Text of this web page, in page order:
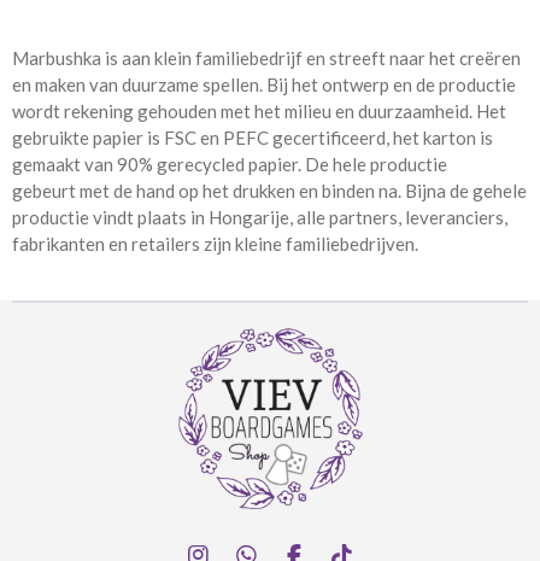
Marbushka is aan klein familiebedrijf en streeft naar het creëren
en maken van duurzame spellen. Bij het ontwerp en de productie
wordt rekening gehouden met het milieu en duurzaamheid. Het
gebruikte papier is FSC en PEFC gecertificeerd, het karton is
gemaakt van 90% gerecycled papier. De hele productie
gebeurt met de hand op het drukken en binden na. Bijna de gehele
productie vindt plaats in Hongarije, alle partners, leveranciers,
fabrikanten en retailers zijn kleine familiebedrijven.